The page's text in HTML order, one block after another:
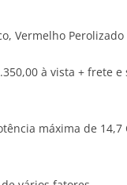
Vermelho
à vista + frete
máxima de 14,7